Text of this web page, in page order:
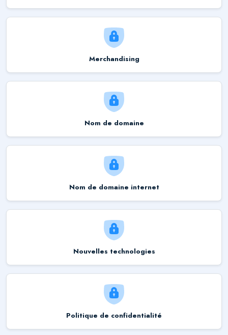
Merchandising
Nom de domaine
Nom de domaine internet
Nouvelles technologies
Politique de confidentialité